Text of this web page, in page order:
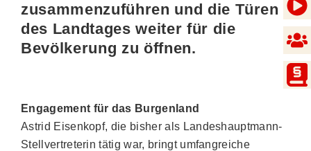
zusammenzuführen und die Türen
des Landtages weiter für die
Bevölkerung zu öffnen.
Engagement für das Burgenland
Astrid Eisenkopf, die bisher als Landeshauptmann-
Stellvertreterin tätig war, bringt umfangreiche